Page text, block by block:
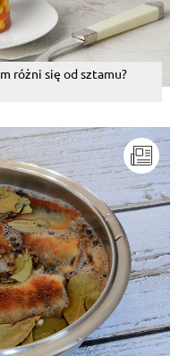
różni się od sztamu?